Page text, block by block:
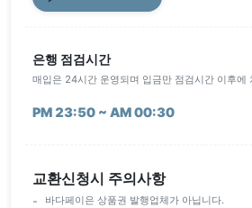
은행 점검시간
매입은 24시간 운영되며 입금만 점검시간 이후에
PM 23:50 ~ AM 00:30
교환신청시 주의사항
바다페이은 상품권 발행업체가 아닙니다.